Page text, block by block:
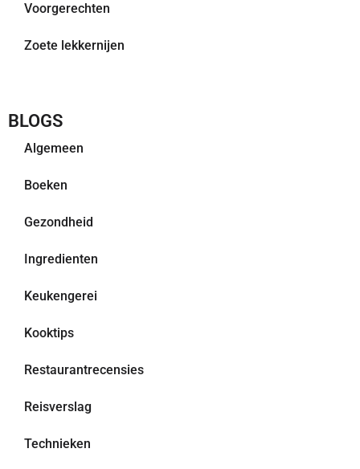
Voorgerechten
Zoete lekkernijen
BLOGS
Algemeen
Boeken
Gezondheid
Ingredienten
Keukengerei
Kooktips
Restaurantrecensies
Reisverslag
Technieken